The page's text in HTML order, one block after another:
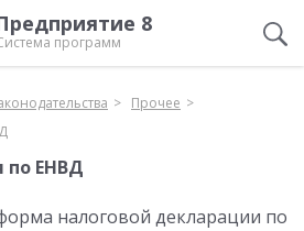
8
программ
Прочее
по ЕНВД
налоговой декларации по